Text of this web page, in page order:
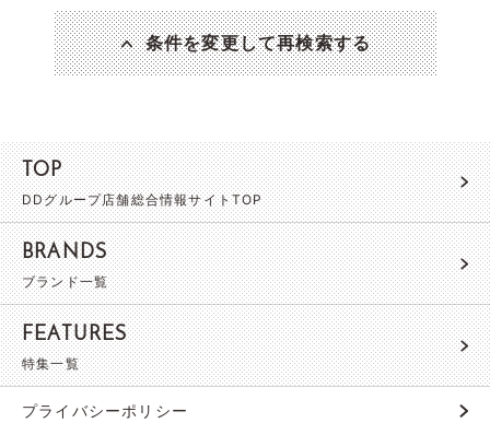
条件を変更して再検索する
TOP
DDグループ店舗総合情報サイトTOP
BRANDS
ブランド一覧
FEATURES
特集一覧
プライバシーポリシー